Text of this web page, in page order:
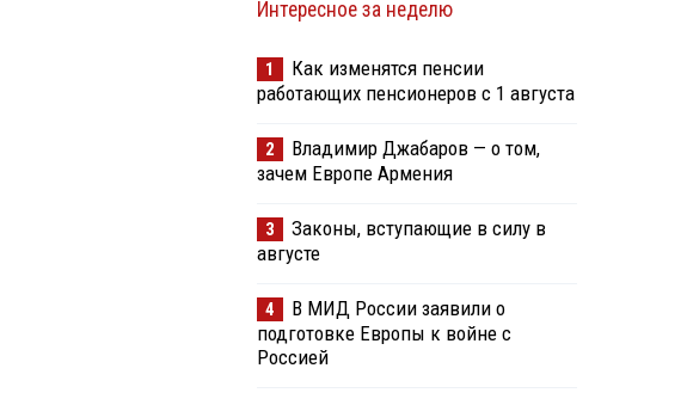
Интересное за неделю
1
Как изменятся пенсии
работающих пенсионеров с 1 августа
2
Владимир Джабаров — о том,
зачем Европе Армения
3
Законы, вступающие в силу в
августе
4
В МИД России заявили о
подготовке Европы к войне с
Россией